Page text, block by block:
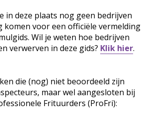
in deze plaats nog geen bedrijven
komen voor een officiële vermelding
Wil je weten hoe bedrijven
verwerven in deze gids? Klik hier.
die (nog) niet beoordeeld zijn
maar wel aangesloten bij
Frituurders (ProFri):